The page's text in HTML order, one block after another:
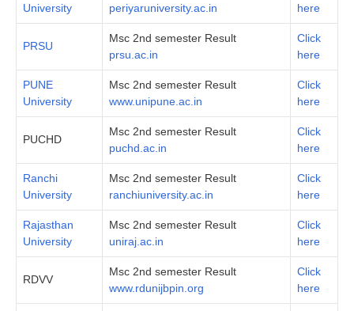
University
periyaruniversity.ac.in
here
PRSU
Msc 2nd semester Result
prsu.ac.in
Click
here
PUNE
University
Msc 2nd semester Result
www.unipune.ac.in
Click
here
PUCHD
Msc 2nd semester Result
puchd.ac.in
Click
here
Ranchi
University
Msc 2nd semester Result
ranchiuniversity.ac.in
Click
here
Rajasthan
University
Msc 2nd semester Result
uniraj.ac.in
Click
here
RDVV
Msc 2nd semester Result
www.rdunijbpin.org
Click
here